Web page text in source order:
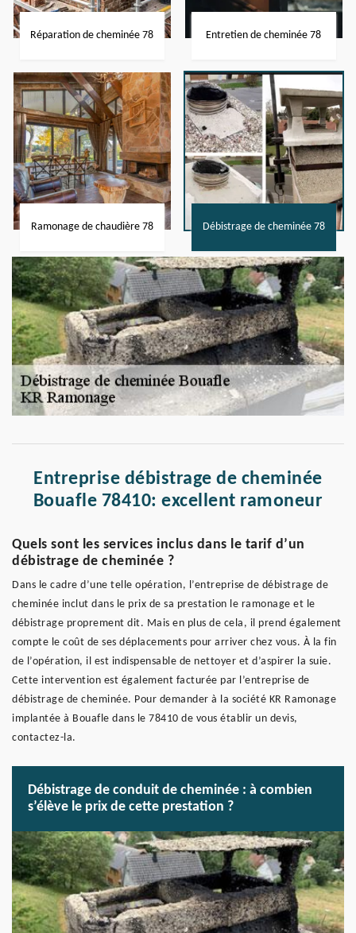
Réparation de cheminée 78 Entretien de cheminée 78
Ramonage de chaudière 78 Débistrage de cheminée 78
Entreprise débistrage de cheminée
Bouafle 78410: excellent ramoneur
Quels sont les services inclus dans le tarif d’un
débistrage de cheminée ?
Dans le cadre d’une telle opération, l’entreprise de débistrage de
cheminée inclut dans le prix de sa prestation le ramonage et le
débistrage proprement dit. Mais en plus de cela, il prend également
compte le coût de ses déplacements pour arriver chez vous. À la fin
de l’opération, il est indispensable de nettoyer et d’aspirer la suie.
Cette intervention est également facturée par l’entreprise de
débistrage de cheminée. Pour demander à la société KR Ramonage
implantée à Bouafle dans le 78410 de vous établir un devis,
contactez-la.
Débistrage de conduit de cheminée : à combien
s’élève le prix de cette prestation ?